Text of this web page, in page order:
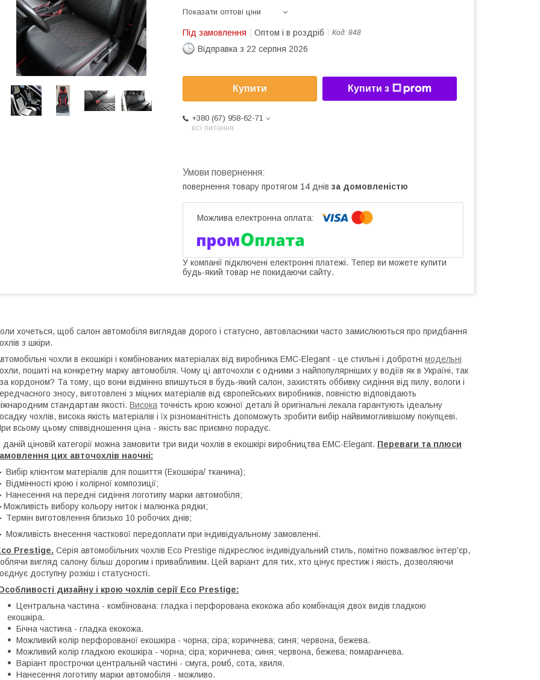
Показати оптові ціни
Під замовлення Оптом і в роздріб Код: 848
Відправка з 22 серпня 2026
Купити Купити з
+380 (67) 958-62-71
всі питання
повернення товару протягом 14 днів за домовленістю
У компанії підключені електронні платежі. Тепер ви можете купити
будь-який товар не покидаючи сайту.
хочеться, щоб салон автомобіля виглядав дорого і статусно, автовласники часто замислюються про придбання
з шкіри.
чохли в екошкірі і комбінованих матеріалах від виробника EMC-Elegant - це стильні і добротні модельні
пошиті на конкретну марку автомобіля. Чому ці авточохли є одними з найпопулярніших у водіїв як в Україні, так
за кордоном? Та тому, що вони відмінно впишуться в будь-який салон, захистять оббивку сидіння від пилу, вологи і
зносу, виготовлені з міцних матеріалів від європейських виробників, повністю відповідають
стандартам якості. Висока точність крою кожної деталі й оригінальні лекала гарантують ідеальну
чохлів, висока якість матеріалів і їх різноманітність допоможуть зробити вибір найвимогливішому покупцеві.
всьому цьому співвідношення ціна - якість вас приємно порадує.
даній ціновій категорії можна замовити три види чохлів в екошкірі виробництва EMC-Elegant. Переваги та плюси
цих авточохлів наочні:
Вибір клієнтом матеріалів для пошиття (Екошкіра/ тканина);
Відмінності крою і колірної композиції;
Нанесення на передні сидіння логотипу марки автомобіля;
вибору кольору ниток і малюнка рядки;
Термін виготовлення близько 10 робочих днів;
Можливість внесення часткової передоплати при індивідуальному замовленні.
Prestige. Серія автомобільних чохлів Eco Prestige підкреслює індивідуальний стиль, помітно пожвавлює інтер'єр,
вигляд салону більш дорогим і привабливим. Цей варіант для тих, хто цінує престиж і якість, дозволяючи
доступну розкіш і статусності.
дизайну і крою чохлів серії Eco Prestige:
Центральна частина - комбінована: гладка і перфорована екокожа або комбінація двох видів гладкою
екошкіра.
Бічна частина - гладка екокожа.
Можливий колір перфорованої екошкіра - чорна; сіра; коричнева; синя; червона, бежева.
Можливий колір гладкою екошкіра - чорна; сіра; коричнева; синя; червона, бежева; помаранчева.
Варіант прострочки центральній частині - смуга, ромб, сота, хвиля.
Нанесення логотипу марки автомобіля - можливо.